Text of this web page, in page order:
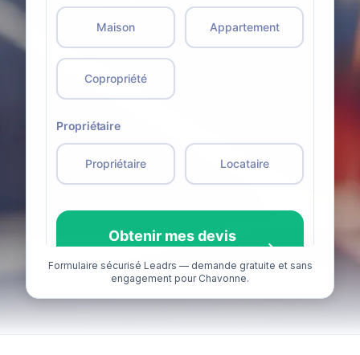
Formulaire sécurisé Leadrs — demande gratuite et sans
engagement pour Chavonne.